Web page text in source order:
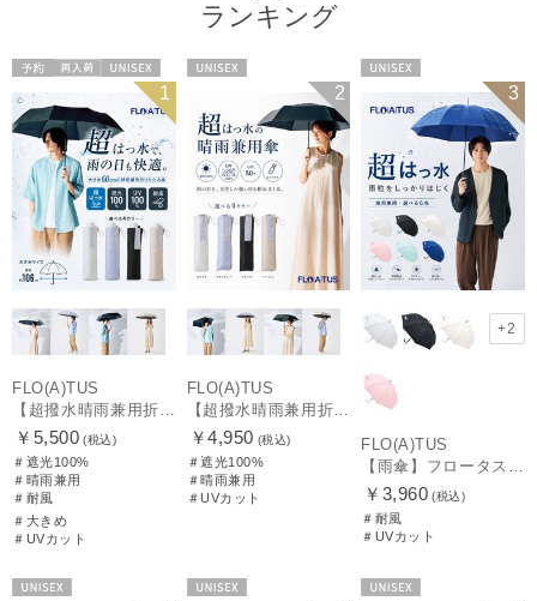
ランキング
UNISEX 1
FLO(A)TUS
【超撥水晴雨兼用折りたたみ日傘】フロータス（FLO(A)TUS）プレーン 大きめ60 晴雨兼用 UV100 遮光100 簡単開閉 耐風
￥5,500 (税込)
＃遮光100%
＃晴雨兼用
＃耐風
＃大きめ
＃UVカット
2
FLO(A)TUS
【超撥水晴雨兼用折りたたみ日傘】フロータス（FLO(A)TUS）プレーン 晴雨兼用 UV100 遮光100 簡単開閉
￥4,950 (税込)
＃遮光100%
＃晴雨兼用
＃UVカット
3
+2
FLO(A)TUS
￥3,960 (税込)
＃耐風
＃UVカット